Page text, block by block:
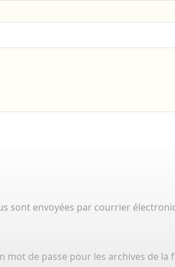
sont envoyées par courrier
mot de passe pour les archives de la